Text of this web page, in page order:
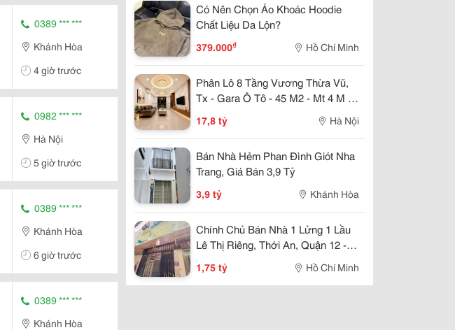
0389 *** ***
Khánh Hòa
4 giờ trước
0982 *** ***
Hà Nội
5 giờ trước
0389 *** ***
Khánh Hòa
6 giờ trước
0389 *** ***
Khánh Hòa
Có Nên Chọn Áo Khoác Hoodie
Chất Liệu Da Lộn?
379.000₫ Hồ Chí Minh
Phân Lô 8 Tầng Vương Thừa Vũ,
Tx - Gara Ô Tô - 45 M2 - Mt 4 M -
17,8 tỷ Hà Nội
Bán Nhà Hẻm Phan Đình Giót Nha
Trang, Giá Bán 3,9 Tỷ
3,9 tỷ Khánh Hòa
Chính Chủ Bán Nhà 1 Lửng 1 Lầu
Lê Thị Riêng, Thới An, Quận 12 -
Hẻm Xe Hơi, Giá 1,75 Tỷ
1,75 tỷ Hồ Chí Minh